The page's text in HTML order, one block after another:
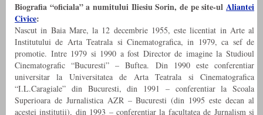
Biografia “oficiala” a numitului Iliesiu Sorin, de pe site-ul Aliantei
Civice:
Nascut in Baia Mare, la 12 decembrie 1955, este licentiat in Arte al
Institutului de Arta Teatrala si Cinematografica, in 1979, ca sef de
promotie. Intre 1979 si 1990 a fost Director de imagine la Studioul
Cinematografic “Bucuresti” – Buftea. Din 1990 este conferentiar
universitar la Universitatea de Arta Teatrala si Cinematografica
“I.L.Caragiale” din Bucuresti, din 1991 – conferentiar la Scoala
Superioara de Jurnalistica AZR – Bucuresti (din 1995 este decan al
acestei institutii), din 1993 – conferentiar la facultatea de Jurnalism si